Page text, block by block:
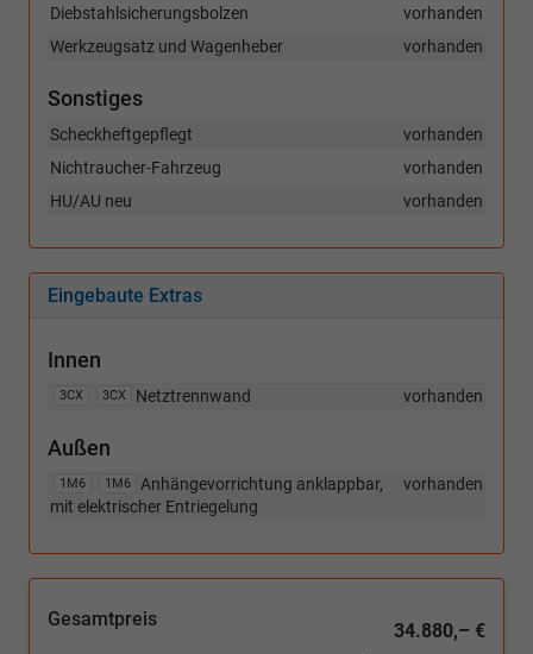
vorhanden
Diebstahlsicherungsbolzen
vorhanden
Werkzeugsatz und Wagenheber
Sonstiges
vorhanden
Scheckheftgepflegt
vorhanden
Nichtraucher-Fahrzeug
vorhanden
HU/AU neu
Eingebaute Extras
Innen
3CX 3CX vorhanden
Netztrennwand
Außen
1M6 1M6 vorhanden
Anhängevorrichtung anklappbar,
mit elektrischer Entriegelung
Gesamtpreis
34.880,– €